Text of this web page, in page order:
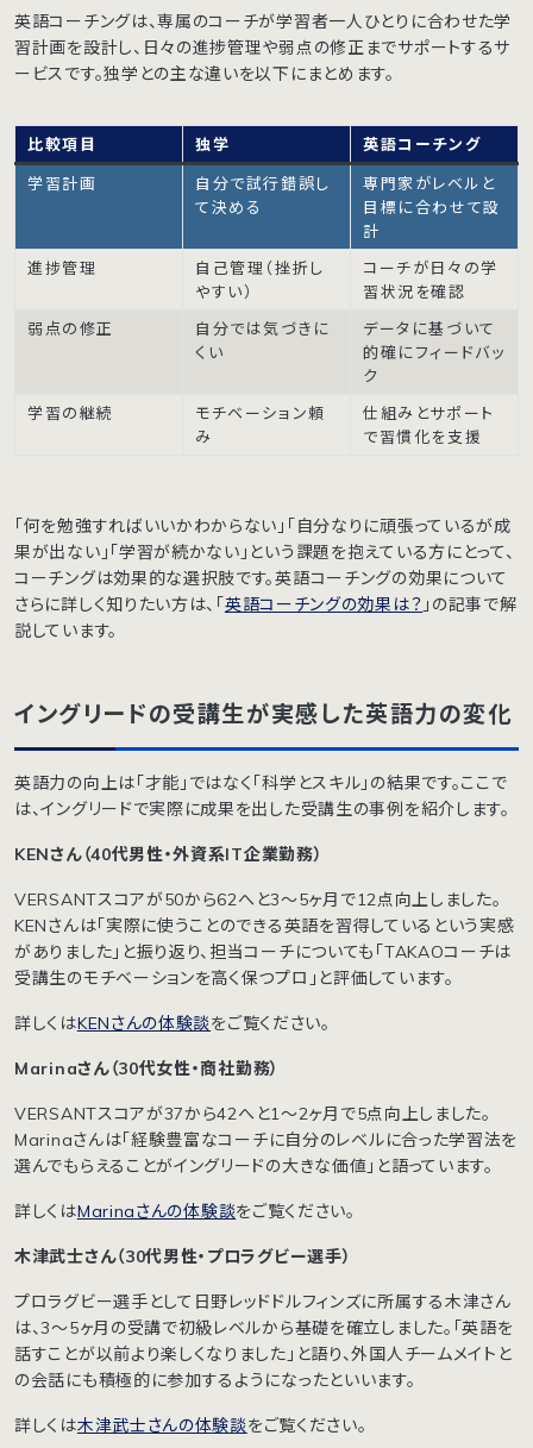
英語コーチングは、専属のコーチが学習者一人ひとりに合わせた学
習計画を設計し、日々の進捗管理や弱点の修正までサポートするサ
ービスです。独学との主な違いを以下にまとめます。
比較項目 独学 英語コーチング
学習計画
自分で試行錯誤し
て決める
専門家がレベルと
目標に合わせて設
計
進捗管理
自己管理（挫折し
やすい）
コーチが日々の学
習状況を確認
弱点の修正
自分では気づきに
くい
データに基づいて
的確にフィードバッ
ク
学習の継続
モチベーション頼
み
仕組みとサポート
で習慣化を支援
「何を勉強すればいいかわからない」「自分なりに頑張っているが成
果が出ない」「学習が続かない」という課題を抱えている方にとって、
コーチングは効果的な選択肢です。英語コーチングの効果について
さらに詳しく知りたい方は、「 英語コーチングの効果は？ 」の記事で解
説しています。
イングリードの受講生が実感した英語力の変化
英語力の向上は「才能」ではなく「科学とスキル」の結果です。ここで
は、イングリードで実際に成果を出した受講生の事例を紹介します。
KENさん（40代男性・外資系IT企業勤務）
VERSANTスコアが50から62へと3〜5ヶ月で12点向上しました。
KENさんは「実際に使うことのできる英語を習得しているという実感
がありました」と振り返り、担当コーチについても「TAKAOコーチは
受講生のモチベーションを高く保つプロ」と評価しています。
詳しくはKENさんの体験談をご覧ください。
Marinaさん（30代女性・商社勤務）
VERSANTスコアが37から42へと1〜2ヶ月で5点向上しました。
Marinaさんは「経験豊富なコーチに自分のレベルに合った学習法を
選んでもらえることがイングリードの大きな価値」と語っています。
詳しくはMarinaさんの体験談をご覧ください。
木津武士さん（30代男性・プロラグビー選手）
プロラグビー選手として日野レッドドルフィンズに所属する木津さん
は、3〜5ヶ月の受講で初級レベルから基礎を確立しました。「英語を
話すことが以前より楽しくなりました」と語り、外国人チームメイトと
の会話にも積極的に参加するようになったといいます。
詳しくは木津武士さんの体験談をご覧ください。